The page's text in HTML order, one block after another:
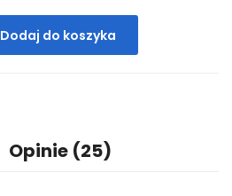
Dodaj do koszyka
Opinie (25)